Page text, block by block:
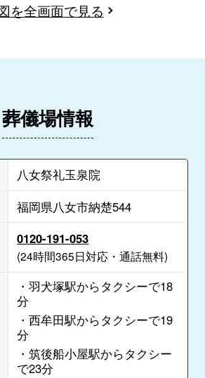
を全画面で見る
葬儀場情報
八女祭礼玉泉院
福岡県八女市納楚544
0120-191-053
(24時間365日対応・通話無料)
・羽犬塚駅からタクシーで18
分
・西牟田駅からタクシーで19
分
・筑後船小屋駅からタクシー
で23分